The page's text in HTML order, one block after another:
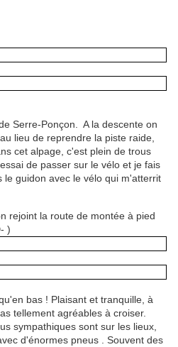
Serre-Ponçon. A la descente on
lieu de reprendre la piste raide,
cet alpage, c'est plein de trous
de passer sur le vélo et je fais
le guidon avec le vélo qui m'atterrit
rejoint la route de montée à pied
)
bas ! Plaisant et tranquille, à
tellement agréables à croiser.
sympathiques sont sur les lieux,
d'énormes pneus . Souvent des